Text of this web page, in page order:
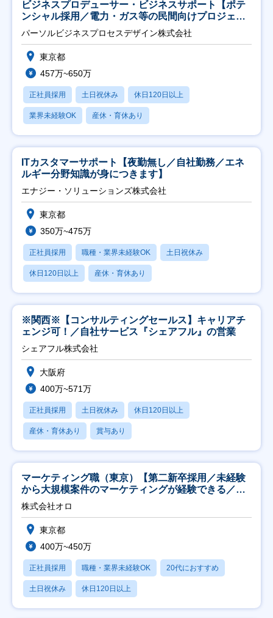
ビジネスプロデューサー・ビジネスサポート【ポテ
ンシャル採用／電力・ガス等の民間向けプロジェク
ト推進】
パーソルビジネスプロセスデザイン株式会社
東京都
457万~650万
正社員採用 土日祝休み 休日120日以上
業界未経験OK 産休・育休あり
ITカスタマーサポート【夜勤無し／自社勤務／エネ
ルギー分野知識が身につきます】
エナジー・ソリューションズ株式会社
東京都
350万~475万
正社員採用 職種・業界未経験OK 土日祝休み
休日120日以上 産休・育休あり
※関西※【コンサルティングセールス】キャリアチ
ェンジ可！／自社サービス『シェアフル』の営業
シェアフル株式会社
大阪府
400万~571万
正社員採用 土日祝休み 休日120日以上
産休・育休あり 賞与あり
マーケティング職（東京）【第二新卒採用／未経験
から大規模案件のマーケティングが経験できる／研
修充実】
株式会社オロ
東京都
400万~450万
正社員採用 職種・業界未経験OK 20代におすすめ
土日祝休み 休日120日以上